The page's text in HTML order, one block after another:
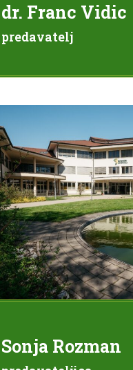
dr. Franc Vidic
predavatelj
Sonja Rozman